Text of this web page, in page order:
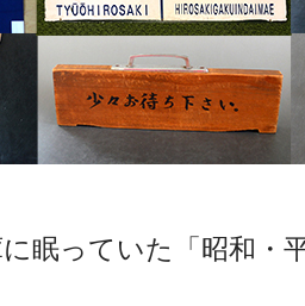
眠っていた「昭和・